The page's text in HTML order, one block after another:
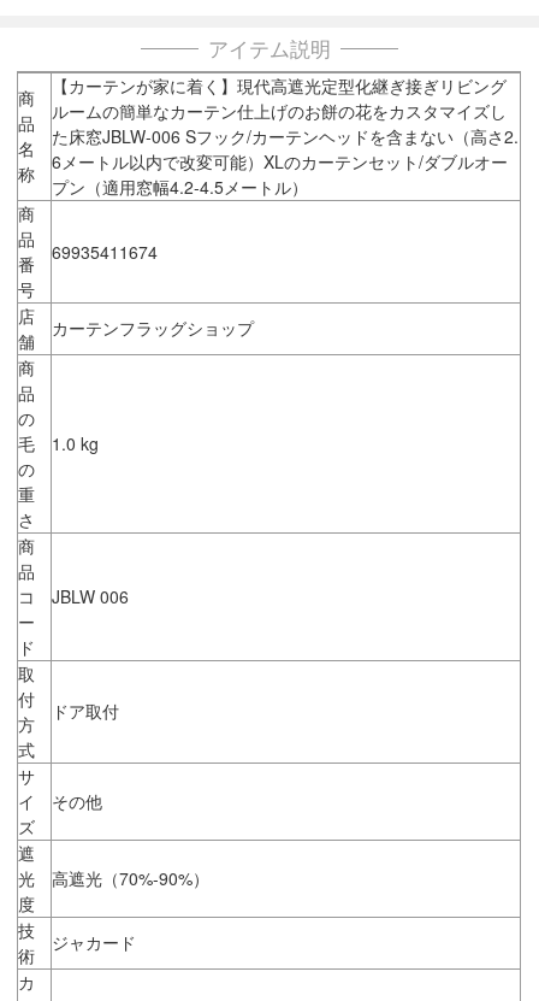
アイテム説明
商
品
名
称
【カーテンが家に着く】現代高遮光定型化継ぎ接ぎリビング
ルームの簡単なカーテン仕上げのお餅の花をカスタマイズし
た床窓JBLW-006 Sフック/カーテンヘッドを含まない（高さ2.
6メートル以内で改変可能）XLのカーテンセット/ダブルオー
プン（適用窓幅4.2-4.5メートル）
商
品
番
号
69935411674
店
舗
カーテンフラッグショップ
商
品
の
毛
の
重
さ
1.0 kg
商
品
コ
ー
ド
JBLW 006
取
付
方
式
ドア取付
サ
イ
ズ
その他
遮
光
度
高遮光（70%-90%）
技
術
ジャカード
カ